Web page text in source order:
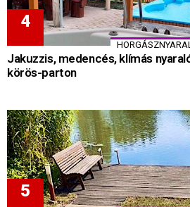
Jakuzzis, medencés, klímás
körös-parton